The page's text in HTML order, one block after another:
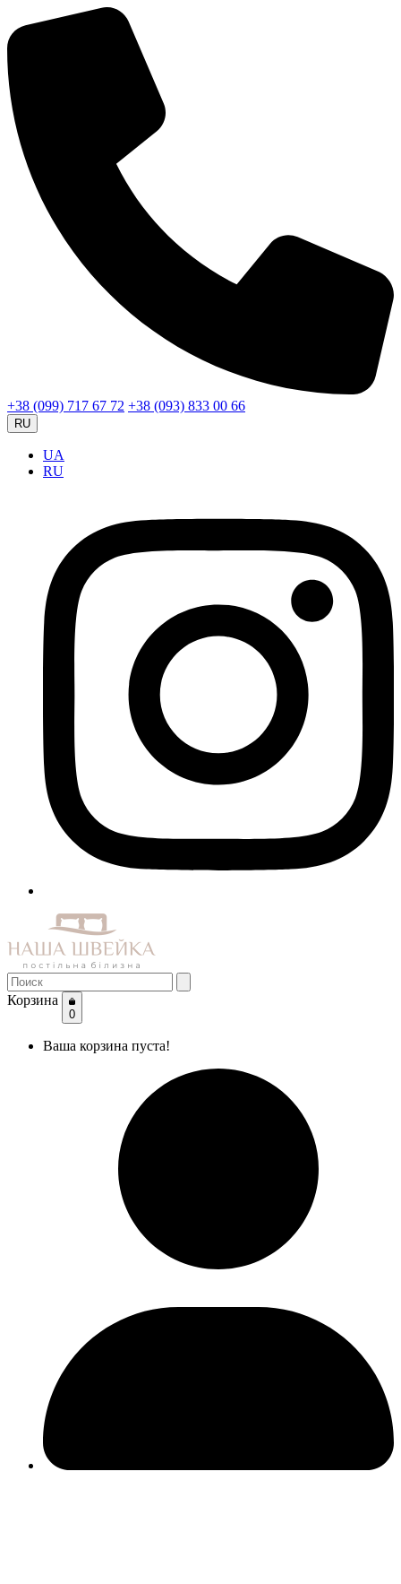
+38 (099) 717 67 72 +38 (093) 833 00 66
RU
UA
RU
Корзина
0
Ваша корзина пуста!